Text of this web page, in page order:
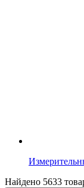
Найдено 5633